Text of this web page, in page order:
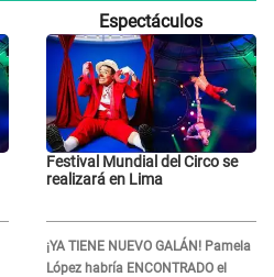
Espectáculos
Festival Mundial del Circo se
realizará en Lima
¡YA TIENE NUEVO GALÁN! Pamela
López habría ENCONTRADO el